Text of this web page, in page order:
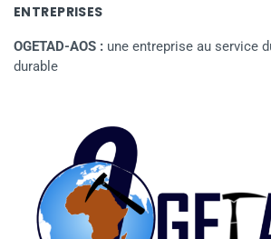
ENTREPRISES
OGETAD-AOS : une entreprise au service
durable